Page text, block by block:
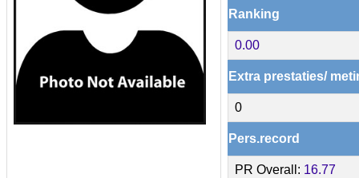
Ranking
0.00
Extra prestaties/
0
Pers.record
PR Overall: 16.77